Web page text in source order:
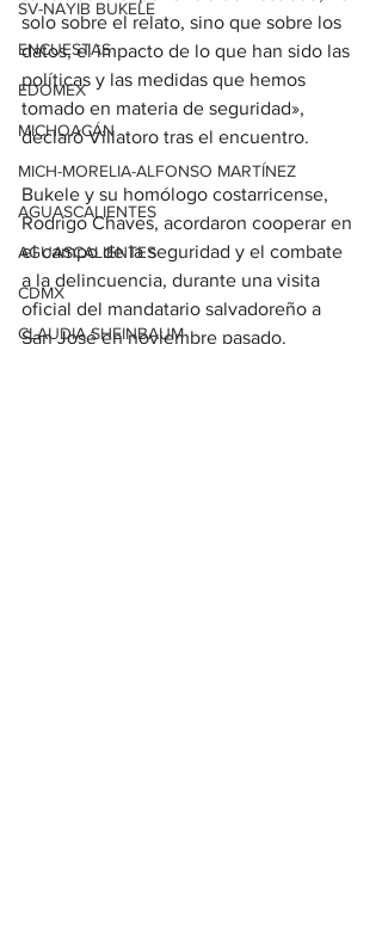
SV-NAYIB BUKELE
ENCUESTAS
EDOMEX
MICHOACÁN
MICH-MORELIA-ALFONSO MARTÍNEZ
AGUASCALIENTES
AGUASCALIENTES
CDMX
CLAUDIA SHEINBAUM
solo sobre el relato, sino que sobre los
datos, el impacto de lo que han sido las
políticas y las medidas que hemos
tomado en materia de seguridad»,
declaró Villatoro tras el encuentro.
Bukele y su homólogo costarricense,
Rodrigo Chaves, acordaron cooperar en
el campo de la seguridad y el combate
a la delincuencia, durante una visita
oficial del mandatario salvadoreño a
San José en noviembre pasado.